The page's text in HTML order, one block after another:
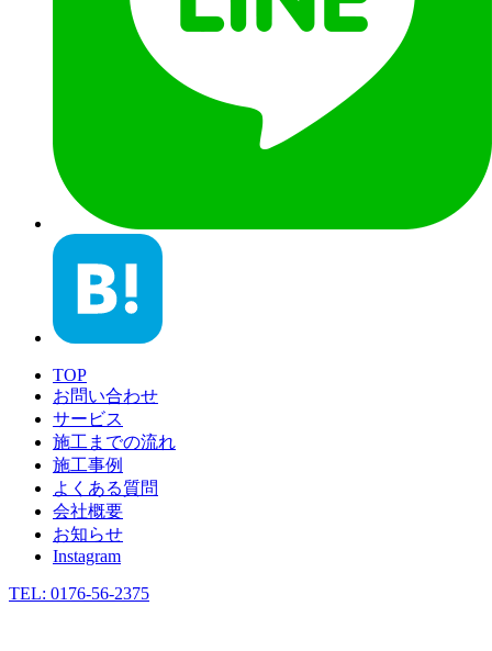
TOP
お問い合わせ
サービス
施工までの流れ
施工事例
よくある質問
会社概要
お知らせ
Instagram
TEL: 0176-56-2375